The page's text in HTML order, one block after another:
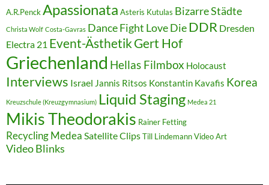
A.R.PenckApassionata Asteris Kutulas Bizarre Städte
Christa Wolf Costa-Gavras Dance Fight Love Die DDR Dresden
Electra 21 Event-ÄsthetikGert Hof
Griechenland Hellas Filmbox Holocaust
Interviews Israel Jannis Ritsos Konstantin Kavafis Korea
Kreuzschule (Kreuzgymnasium) Liquid Staging Medea 21
Mikis Theodorakis Rainer Fetting
Recycling Medea Satellite ClipsTill LindemannVideo Art
Video Blinks